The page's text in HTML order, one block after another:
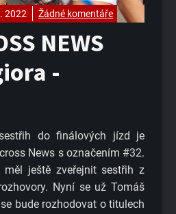
2022 Žádné komentáře
NEWS
-
do finálových jízd je
News s označením #32.
ještě zveřejnit sestřih z
Nyní se už Tomáš
bude rozhodovat o titulech